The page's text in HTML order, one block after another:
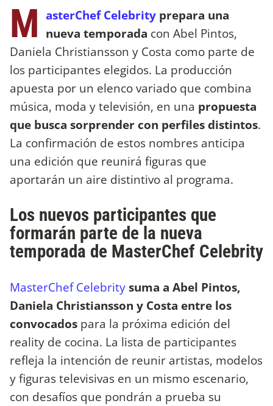
M asterChef Celebrity prepara una
nueva temporada con Abel Pintos,
Daniela Christiansson y Costa como parte de
los participantes elegidos. La producción
apuesta por un elenco variado que combina
música, moda y televisión, en una propuesta
que busca sorprender con perfiles distintos.
La confirmación de estos nombres anticipa
una edición que reunirá figuras que
aportarán un aire distintivo al programa.
Los nuevos participantes que
formarán parte de la nueva
temporada de MasterChef Celebrity
MasterChef Celebritysuma a Abel Pintos,
Daniela Christiansson y Costa entre los
convocados para la próxima edición del
reality de cocina. La lista de participantes
refleja la intención de reunir artistas, modelos
y figuras televisivas en un mismo escenario,
con desafíos que pondrán a prueba su